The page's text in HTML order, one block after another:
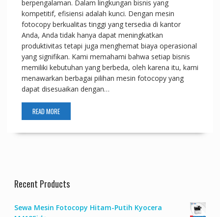
berpengalaman. Dalam lingkungan bisnis yang
kompetitif, efisiensi adalah kunci. Dengan mesin
fotocopy berkualitas tinggi yang tersedia di kantor
Anda, Anda tidak hanya dapat meningkatkan
produktivitas tetapi juga menghemat biaya operasional
yang signifikan. Kami memahami bahwa setiap bisnis
memiliki kebutuhan yang berbeda, oleh karena itu, kami
menawarkan berbagai pilihan mesin fotocopy yang
dapat disesuaikan dengan…
READ MORE
Recent Products
Sewa Mesin Fotocopy Hitam-Putih Kyocera